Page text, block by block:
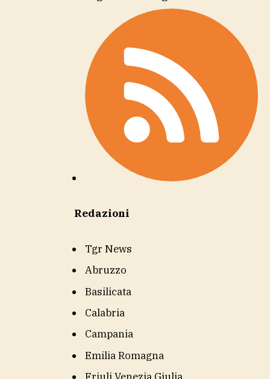
Redazioni
Tgr News
Abruzzo
Basilicata
Calabria
Campania
Emilia Romagna